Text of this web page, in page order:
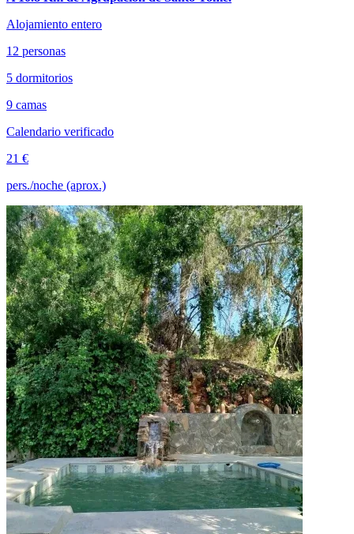
Alojamiento entero
12 personas
5 dormitorios
9 camas
Calendario verificado
21 €
pers./noche (aprox.)